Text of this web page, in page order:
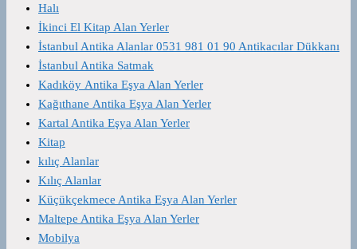
Halı
İkinci El Kitap Alan Yerler
İstanbul Antika Alanlar 0531 981 01 90 Antikacılar Dükkanı
İstanbul Antika Satmak
Kadıköy Antika Eşya Alan Yerler
Kağıthane Antika Eşya Alan Yerler
Kartal Antika Eşya Alan Yerler
Kitap
kılıç Alanlar
Kılıç Alanlar
Küçükçekmece Antika Eşya Alan Yerler
Maltepe Antika Eşya Alan Yerler
Mobilya